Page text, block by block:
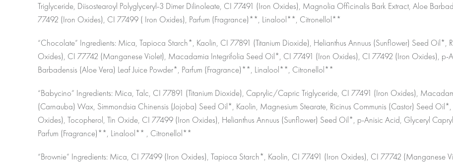
Triglyceride, Diisostearoyl Polyglyceryl-3 Dimer Dilinoleate, CI 77491 (Iron Oxides), Magnolia Officinalis Bark Extract, Aloe
77492 (Iron Oxides), CI 77499 ( Iron Oxides), Parfum (Fragrance)**, Linalool**, Citronellol**
“Chocolate” Ingredients: Mica, Tapioca Starch*, Kaolin, CI 77891 (Titanium Dioxide), Helianthus Annuus (Sunflower) Seed
Oxides), CI 77742 (Manganese Violet), Macadamia Integrifolia Seed Oil*, CI 77491 (Iron Oxides), CI 77492 (Iron Oxides), p-
Barbadensis (Aloe Vera) Leaf Juice Powder*, Parfum (Fragrance)**, Linalool**, Citronellol**
“Babycino” Ingredients: Mica, Talc, CI 77891 (Titanium Dioxide), Caprylic/Capric Triglyceride, CI 77491 (Iron Oxides),
(Carnauba) Wax, Simmondsia Chinensis (Jojoba) Seed Oil*, Kaolin, Magnesium Stearate, Ricinus Communis (Castor) Seed
Oxides), Tocopherol, Tin Oxide, CI 77499 (Iron Oxides), Helianthus Annuus (Sunflower) Seed Oil*, p-Anisic Acid, Glyceryl
Parfum (Fragrance)**, Linalool** , Citronellol**
“Brownie” Ingredients: Mica, CI 77499 (Iron Oxides), Tapioca Starch*, Kaolin, CI 77491 (Iron Oxides), CI 77742 (Manganese